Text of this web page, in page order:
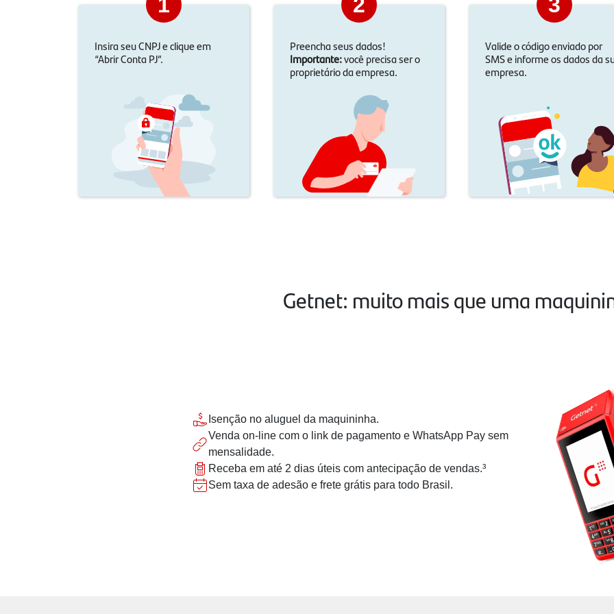
Insira seu CNPJ e clique em
“Abrir Conta PJ”.
Preencha seus dados!
Importante:você precisa ser o
proprietário da empresa.
Valide o código enviado por
SMS e informe os dados da
empresa.
Getnet: muito mais que uma
Isenção no aluguel da maquininha.
Venda on-line com o link de pagamento e WhatsApp Pay sem
mensalidade.
Receba em até 2 dias úteis com antecipação de vendas.³
Sem taxa de adesão e frete grátis para todo Brasil.